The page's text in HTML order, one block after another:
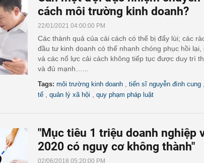
cách môi trường kinh doanh?
22/01/2021 04:00:00 PM
Các thành quả của cải cách có thể bị đẩy lùi; các
đầu tư kinh doanh có thể nhanh chóng phục hồi lại,
và các nổ lực cải cách không tiếp tục được duy trì
và đủ mạnh…...
Tags: môi trường kinh doanh tiến sĩ nguyễn đình cung
tế
quản lý xã hội quy phạm pháp luật
"Mục tiêu 1 triệu doanh nghiệp
2020 có nguy cơ không thành"
02/06/2018 05:20:00 PM